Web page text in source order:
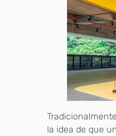
la idea de que